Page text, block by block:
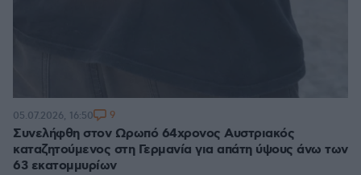
Συνελήφθη στον Ωρωπό 64χρονος Αυστριακός
καταζητούμενος στη Γερμανία για απάτη ύψους άνω των
63 εκατομμυρίων
05.07.2026, 16:50 9